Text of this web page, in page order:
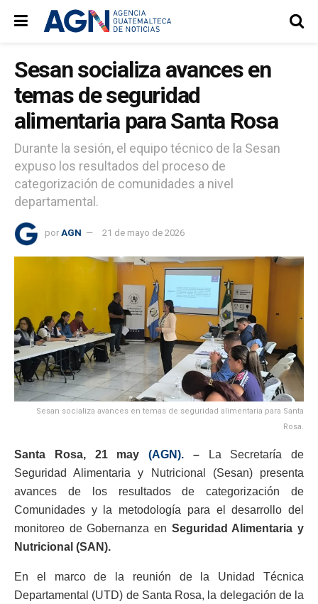
Sesan socializa avances en
temas de seguridad
alimentaria para Santa Rosa
Durante la sesión, el equipo técnico de la Sesan
expuso los resultados del proceso de
categorización de comunidades a nivel
departamental.
por AGN 21 de mayo de 2026
Sesan socializa avances en temas de seguridad alimentaria para Santa
Rosa.
Santa Rosa, 21 may (AGN). –La Secretaría de
Seguridad Alimentaria y Nutricional (Sesan) presenta
avances de los resultados de categorización de
Comunidades y la metodología para el desarrollo del
monitoreo de Gobernanza en Seguridad Alimentaria y
Nutricional (SAN).
En el marco de la reunión de la Unidad Técnica
Departamental (UTD) de Santa Rosa, la delegación de la